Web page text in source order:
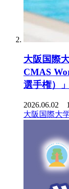
大阪国際
CMAS
選手権）
2026.06.02
大阪国際大